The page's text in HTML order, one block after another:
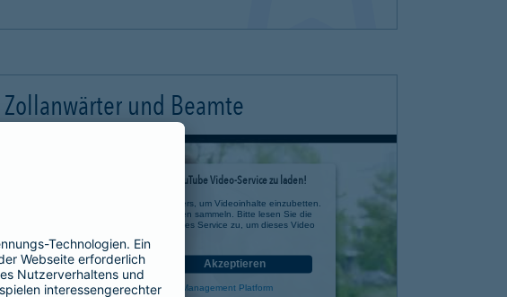
und Beamte
Wir benötigen Ihre Zustimmung, um den YouTube Video-Service zu laden!
verwenden einen Service eines Drittanbieters, um Videoinhalte einzubetten.
Dieser Service kann Daten zu Ihren Aktivitäten sammeln. Bitte lesen Sie die
Details durch und stimmen Sie der Nutzung des Service zu, um dieses Video
Mehr Informationen Akzeptieren
powered byUsercentrics Consent Management Platform